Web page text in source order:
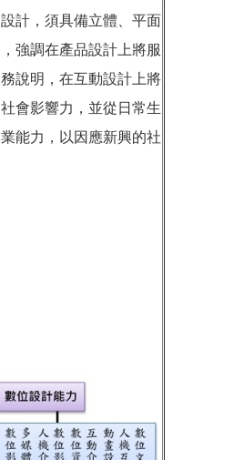
計，須具備立體、平面
強調在產品設計上將服
說明，在互動設計上將
會影響力，並從日常生
能力，以因應新興的社